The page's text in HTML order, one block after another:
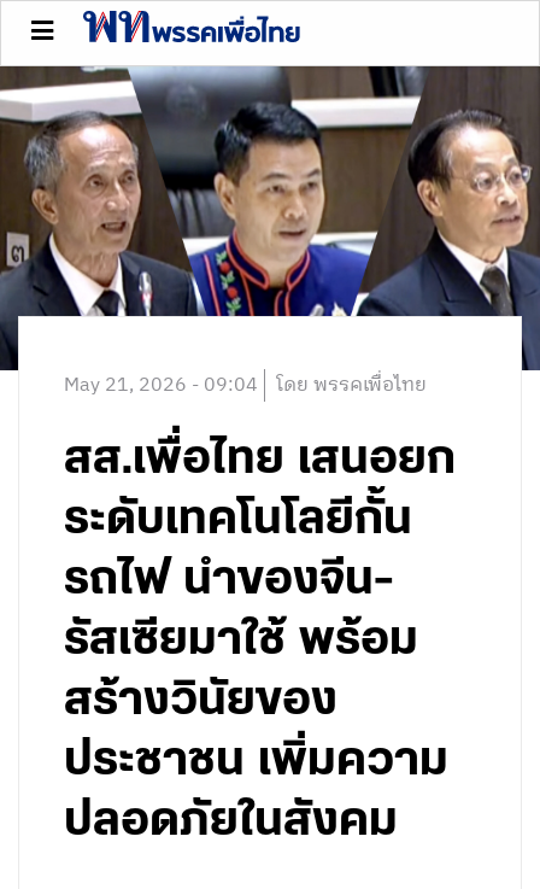
May 21, 2026 - 09:04 โดย พรรคเพื่อไทย
สส.เพื่อไทย เสนอยก
ระดับเทคโนโลยีกั้น
รถไฟ นำของจีน-
รัสเซียมาใช้ พร้อม
สร้างวินัยของ
ประชาชน เพิ่มความ
ปลอดภัยในสังคม